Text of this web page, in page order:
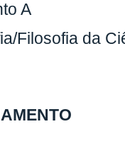
A
Filosofia da